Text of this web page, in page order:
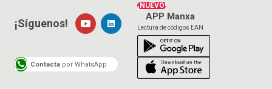
¡NUEVO!
APP Manxa
Lectura de códigos EAN
¡Síguenos!
Contacta por WhatsApp